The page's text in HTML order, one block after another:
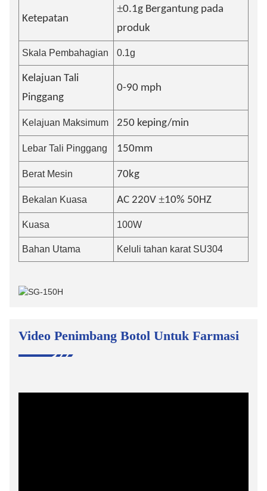
Ketepatan
±0.1g Bergantung pada
produk
Skala Pembahagian 0.1g
Kelajuan Tali
Pinggang
0-90 mph
Kelajuan Maksimum 250 keping/min
Lebar Tali Pinggang 150mm
Berat Mesin 70kg
Bekalan Kuasa AC 220V ±10% 50HZ
Kuasa 100W
Bahan Utama Keluli tahan karat SU304
Video Penimbang Botol Untuk Farmasi